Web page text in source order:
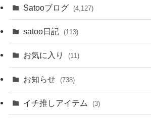
Satooブログ (4,127)
satoo日記 (113)
お気に入り (11)
お知らせ (738)
イチ推しアイテム (3)